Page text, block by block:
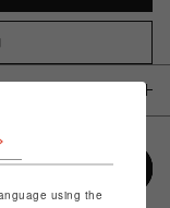
using the